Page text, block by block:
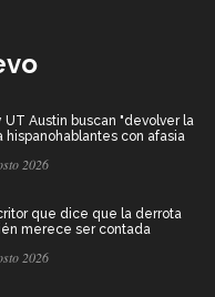
UT Austin buscan "devolver la
hispanohablantes con afasia
2026
que dice que la derrota
merece ser contada
2026